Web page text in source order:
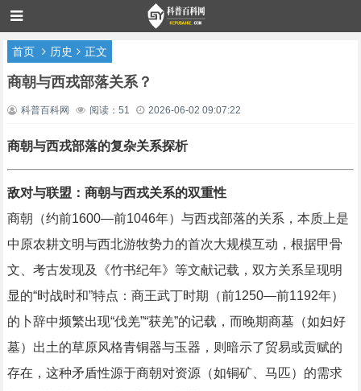
首页 历史 正文
商朝与西戎部落关系？
科普百科网 阅读：51 2026-06-02 09:07:22
商朝与西戎部落的复杂关系探析
敌对与联盟：商朝与西戎关系的双重性
商朝（约前1600—前1046年）与西戎部落的关系，本质上是
中原农耕文明与西北游牧势力的首次大规模互动，根据甲骨
文、考古发现及《竹书纪年》等文献记载，双方关系呈现明
显的“时战时和”特点：商王武丁时期（前1250—前1192年）
的卜辞中频繁出现“伐羌”“获羌”的记载，而晚期商墓（如妇好
墓）出土的草原风格青铜器与玉器，则暗示了贸易或贡赋的
存在，这种矛盾性源于商朝对资源（如铜矿、马匹）的需求